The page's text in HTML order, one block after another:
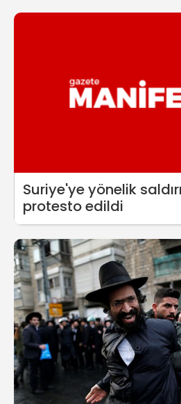
Suriye'ye yönelik
protesto edildi